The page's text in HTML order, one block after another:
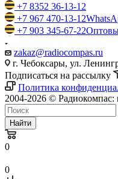
+7 8352 36-13-12
+7 967 470-13-12
+7 903 345-67-22
zakaz@radiocompas.ru
г. Чебоксары, ул.
Подписаться на рассылку
Политика
2004-2026 © Радиокомпас:
Найти
0
0